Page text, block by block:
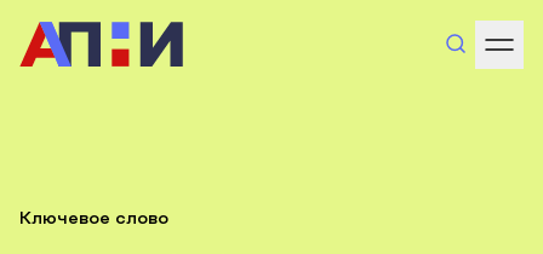
Ключевое слово